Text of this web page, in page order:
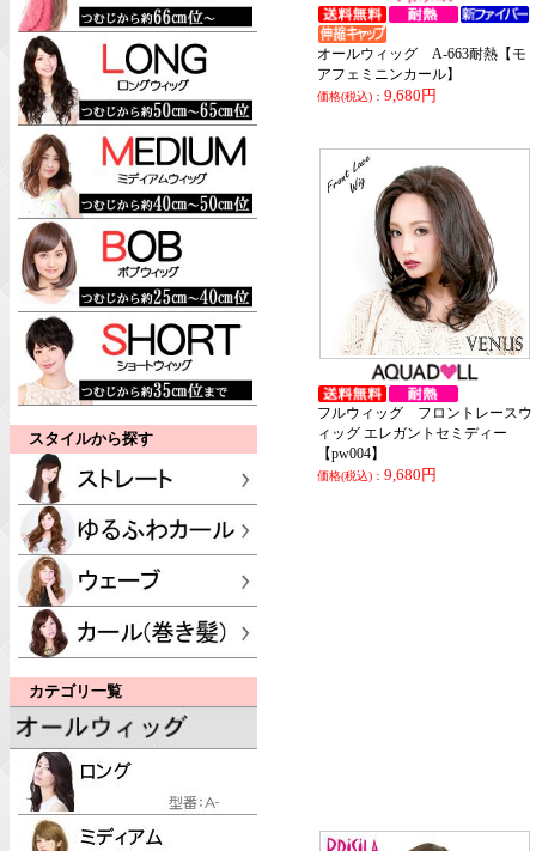
スタイルから探す
カテゴリ一覧
オールウィッグ A-663耐熱【モ
アフェミニンカール】
価格(税込)： 9,680円
フルウィッグ フロントレースウ
ィッグ エレガントセミディー
【pw004】
価格(税込)： 9,680円